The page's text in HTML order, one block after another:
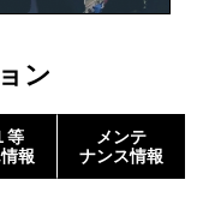
ン
等
報
メンテ
ナンス情報